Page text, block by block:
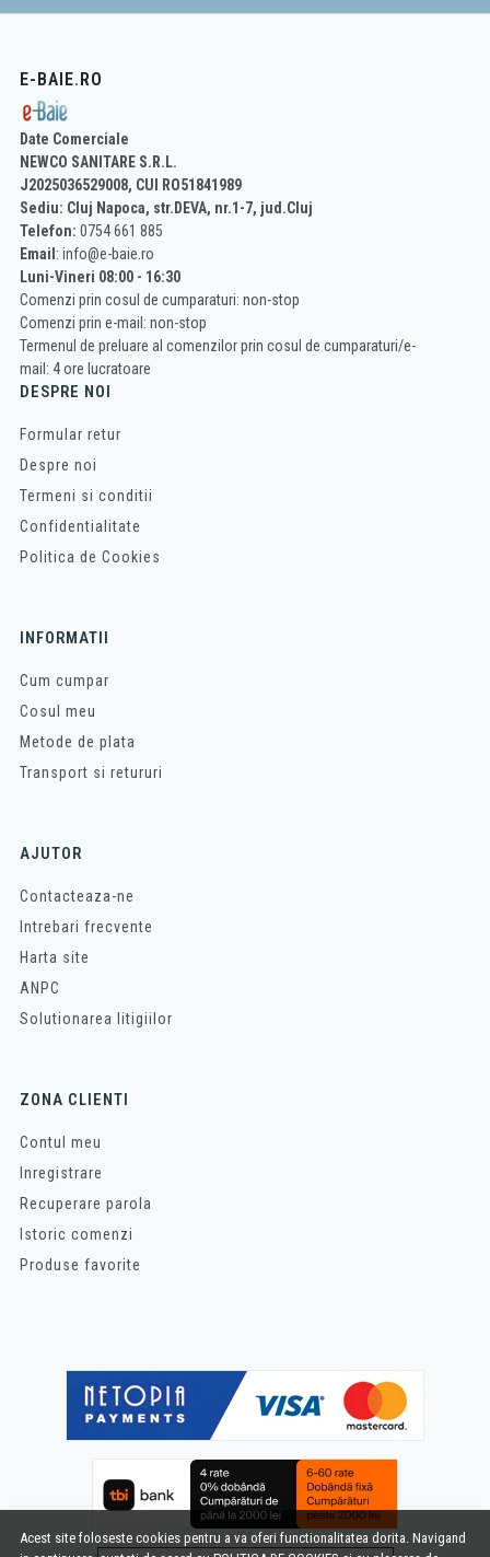
Acest site foloseste cookies pentru a va oferi functionalitatea dorita. Navigand
E-BAIE.RO
Date Comerciale
NEWCO SANITARE S.R.L.
J2025036529008, CUI RO51841989
Sediu: Cluj Napoca, str.DEVA, nr.1-7, jud.Cluj
Telefon: 0754 661 885
Email : info@e-baie.ro
Luni-Vineri 08:00 - 16:30
Comenzi prin cosul de cumparaturi: non-stop
Comenzi prin e-mail: non-stop
Termenul de preluare al comenzilor prin cosul de cumparaturi/e-
mail: 4 ore lucratoare
DESPRE NOI
Formular retur
Despre noi
Termeni si conditii
Confidentialitate
Politica de Cookies
INFORMATII
Cum cumpar
Cosul meu
Metode de plata
Transport si retururi
AJUTOR
Contacteaza-ne
Intrebari frecvente
Harta site
ANPC
Solutionarea litigiilor
ZONA CLIENTI
Contul meu
Inregistrare
Recuperare parola
Istoric comenzi
Produse favorite